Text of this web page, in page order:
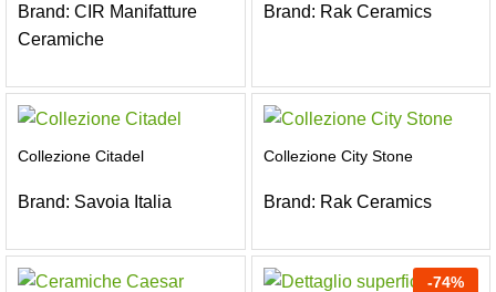
Brand: CIR Manifatture
Ceramiche
Brand: Rak Ceramics
Collezione Citadel
Brand: Savoia Italia
Collezione City Stone
Brand: Rak Ceramics
-74%